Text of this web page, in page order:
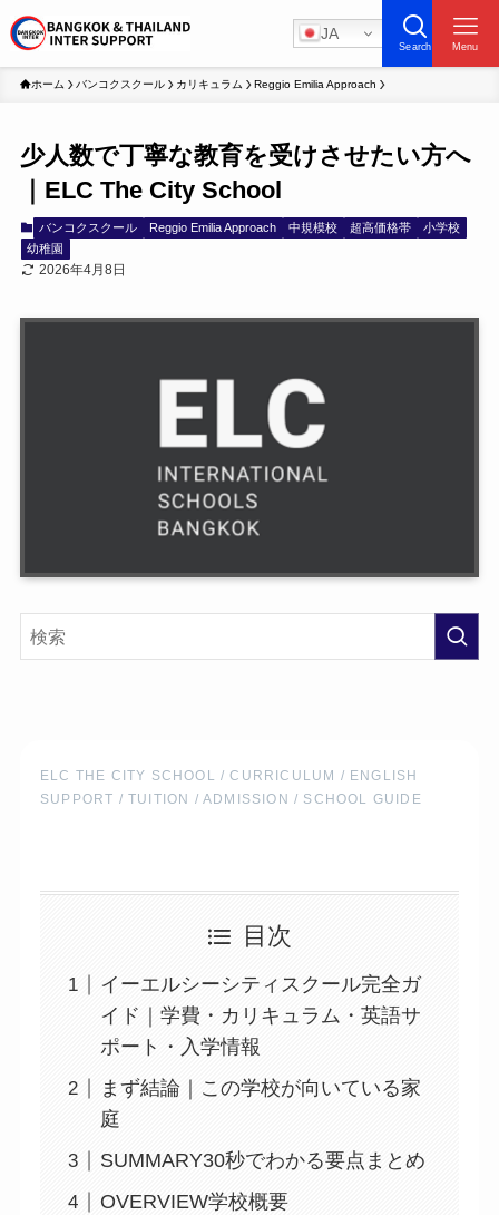
JA
Search Menu
ホーム バンコクスクール カリキュラム Reggio Emilia Approach
少人数で丁寧な教育を受けさせたい方へ
｜ELC The City School
バンコクスクール Reggio Emilia Approach 中規模校 超高価格帯
小学校
幼稚園
2026年4月8日
ELC THE CITY SCHOOL / CURRICULUM / ENGLISH
SUPPORT / TUITION / ADMISSION / SCHOOL GUIDE
目次
イーエルシーシティスクール完全ガ
イド｜学費・カリキュラム・英語サ
ポート・入学情報
まず結論｜この学校が向いている家
庭
SUMMARY30秒でわかる要点まとめ
OVERVIEW学校概要